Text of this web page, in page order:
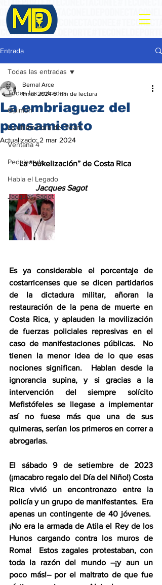
Entrada
Todas las entradas
Opinión
La ultima hora del Team
Ventana 4
Pedaleando
Habla el Legado
Jacques Sagot
Todas las entradas
La embriaguez del
pensamiento
Bernal Arce
1 mar 2024 6 min de lectura
Actualizado: 2 mar 2024
     La “bukelización” de Costa Rica
             Jacques Sagot
Es ya considerable el porcentaje de
costarricenses que se dicen partidarios
de la dictadura militar, añoran la
restauración de la pena de muerte en
Costa Rica, y aplauden la movilización
de fuerzas policiales represivas en el
caso de manifestaciones públicas.  No
tienen la menor idea de lo que esas
nociones significan.  Hablan desde la
ignorancia supina, y si gracias a la
intervención del siempre solícito
Mefistófeles se llegase a implementar
así no fuese más que una de sus
quimeras, serían los primeros en correr a
abrogarlas.
El sábado 9 de setiembre de 2023
(¡macabro regalo del Día del Niño!) Costa
Rica vivió un encontronazo entre la
policía y un grupo de manifestantes.  Era
apenas un contingente de 40 jóvenes.
¡No era la armada de Atila el Rey de los
Hunos cargando contra los muros de
Roma!  Estos zagales protestaban, con
toda la razón del mundo –¡y aun un
poco más!– por el maltrato de que fue